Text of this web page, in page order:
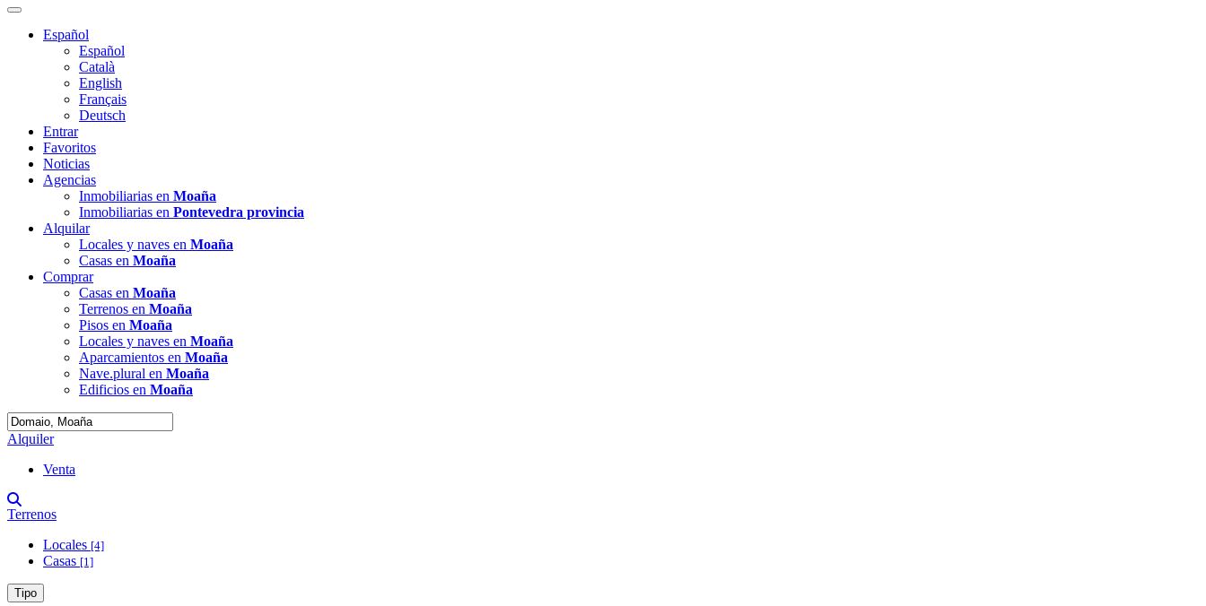
Español
Español
Català
English
Français
Deutsch
Entrar
Favoritos
Noticias
Agencias
Inmobiliarias en Moaña
Inmobiliarias en Pontevedra provincia
Alquilar
Locales y naves en Moaña
Casas en Moaña
Comprar
Casas en Moaña
Terrenos en Moaña
Pisos en Moaña
Locales y naves en Moaña
Aparcamientos en Moaña
Nave.plural en Moaña
Edificios en Moaña
Alquiler
Venta
Terrenos
Locales [4]
Casas [1]
Tipo